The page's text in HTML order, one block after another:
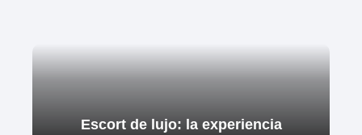
Escort de lujo: la experiencia